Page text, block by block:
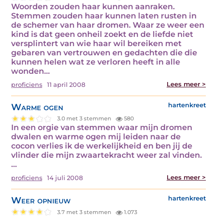
Woorden zouden haar kunnen aanraken.
Stemmen zouden haar kunnen laten rusten in
de schemer van haar dromen. Waar ze weer een
kind is dat geen onheil zoekt en de liefde niet
versplintert van wie haar wil bereiken met
gebaren van vertrouwen en gedachten die die
kunnen helen wat ze verloren heeft in alle
wonden…
proficiens 11 april 2008 Lees meer >
Warme ogen hartenkreet
3.0 met 3 stemmen 580
In een orgie van stemmen waar mijn dromen
dwalen en warme ogen mij leiden naar de
cocon verlies ik de werkelijkheid en ben jij de
vlinder die mijn zwaartekracht weer zal vinden.
…
proficiens 14 juli 2008 Lees meer >
Weer opnieuw hartenkreet
3.7 met 3 stemmen 1.073